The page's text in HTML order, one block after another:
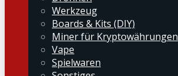
Werkzeug
Boards & Kits (DIY)
Miner für Kryptowährungen
Vape
Spielwaren